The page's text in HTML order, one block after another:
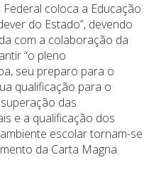
coloca a Educação
do Estado”, devendo
com a colaboração da
“o pleno
seu preparo para o
qualificação para o
das
e a qualificação dos
escolar tornam-se
da Carta Magna.